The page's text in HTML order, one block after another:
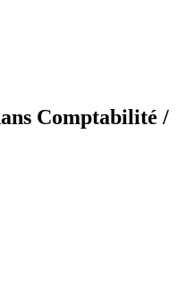
Comptabilité /